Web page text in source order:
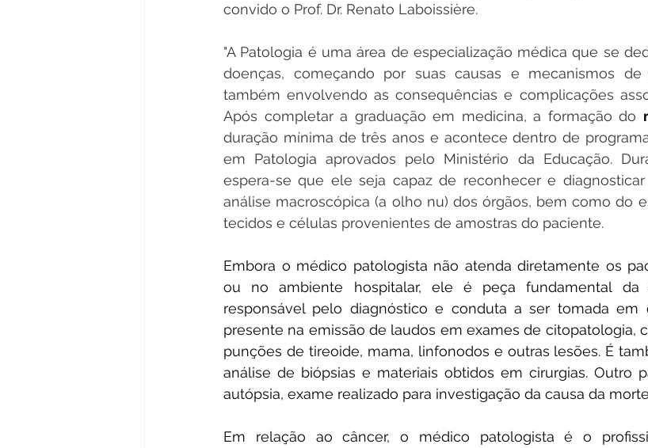
convido o Prof. Dr. Renato Laboissière.
"A Patologia é uma área de especialização médica que se
doenças, começando por suas causas e mecanismos de
também envolvendo as consequências e complicações
Após completar a graduação em medicina, a formação do
duração mínima de três anos e acontece dentro de
em Patologia aprovados pelo Ministério da Educação.
espera-se que ele seja capaz de reconhecer e
análise macroscópica (a olho nu) dos órgãos, bem como do
tecidos e células provenientes de amostras do paciente.
Embora o médico patologista não atenda diretamente os
ou no ambiente hospitalar, ele é peça fundamental da
responsável pelo diagnóstico e conduta a ser tomada em
presente na emissão de laudos em exames de citopatologia,
punções de tireoide, mama, linfonodos e outras lesões. É
análise de biópsias e materiais obtidos em cirurgias. Outro
autópsia, exame realizado para investigação da causa da
Em relação ao câncer, o médico patologista é o